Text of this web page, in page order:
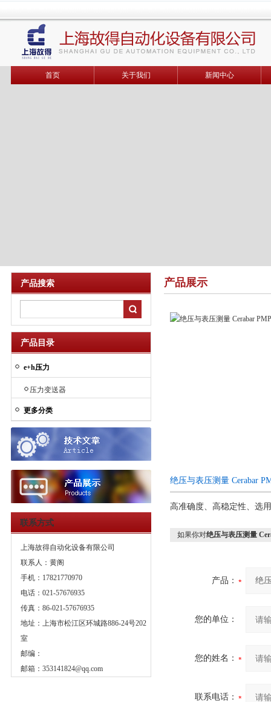
首页 关于我们 新闻中心
产品搜索
产品目录
e+h压力
压力变送器
更多分类
联系方式
上海故得自动化设备有限公司
联系人：黄阁
手机：17821770970
电话：021-57676935
传真：86-021-57676935
地址：上海市松江区环城路886-24号202
室
邮编：
邮箱： 353141824@qq.com
产品展示
绝压与表压测量 Cerabar
高准确度、高稳定性、选
如果你对绝压与表压测量
产品：
您的单位：
您的姓名：
联系电话：